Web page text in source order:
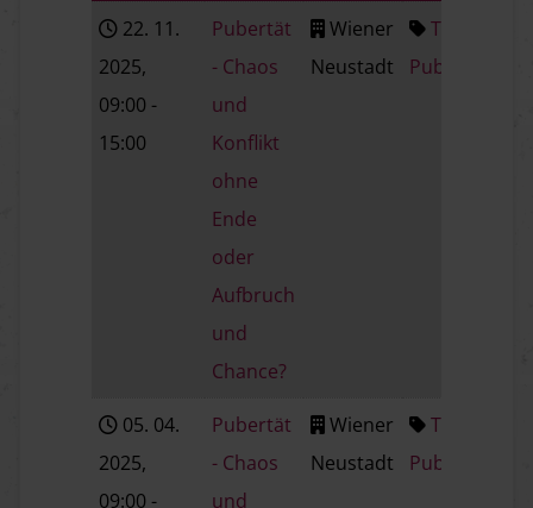
22. 11.
2025,
09:00 -
15:00
Pubertät
- Chaos
und
Konflikt
ohne
Ende
oder
Aufbruch
und
Chance?
Wiener
Neustadt
Thema:
Pubertät
05. 04.
2025,
09:00 -
Pubertät
- Chaos
und
Wiener
Neustadt
Thema:
Pubertät